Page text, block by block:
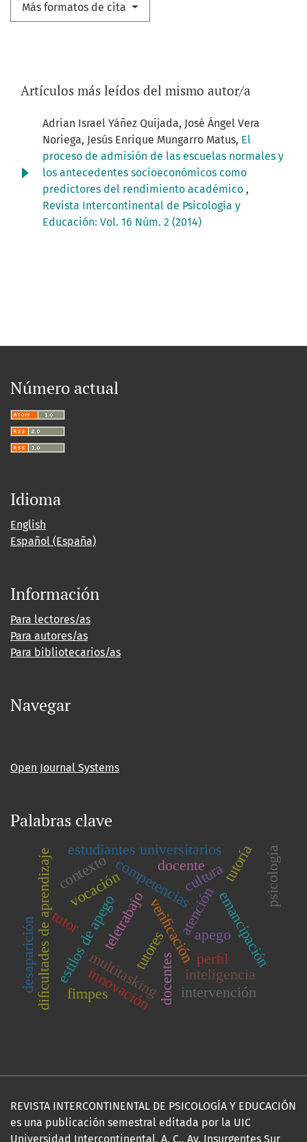
Más formatos de cita
Artículos más leídos del mismo autor/a
Adrian Israel Yáñez Quijada, José Ángel Vera
Noriega, Jesús Enrique Mungarro Matus, El
proceso de admisión de las escuelas normales y
los antecedentes socioeconómicos como
predictores del rendimiento académico ,
Revista Intercontinental de Psicología y
Educación: Vol. 16 Núm. 2 (2014)
Número actual
Idioma
English
Español (España)
Información
Para lectores/as
Para autores/as
Para bibliotecarios/as
Navegar
Open Journal Systems
Palabras clave
multitasking
atenciónemancipación
veriﬁcación
inteligencia
competencias
tutores
docentes
teletrabajo apego
cultura
estilos de apego
diﬁcultades de aprendizaje docente
vocación
tutor
tutoría
desaparición
contexto
perﬁl
psicología
estudiantes universitarios
innovación intervención
fimpes
REVISTA INTERCONTINENTAL DE PSICOLOGÍA Y EDUCACIÓN
es una publicación semestral editada por la UIC
Universidad Intercontinental, A. C., Av. Insurgentes Sur